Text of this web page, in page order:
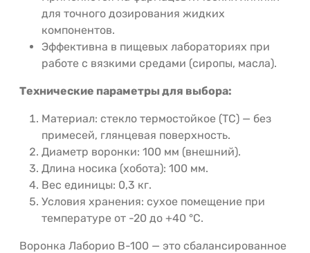
для точного дозирования жидких
компонентов.
Эффективна в пищевых лабораториях при
работе с вязкими средами (сиропы, масла).
Технические параметры для выбора:
Материал: стекло термостойкое (ТС) — без
примесей, глянцевая поверхность.
Диаметр воронки: 100 мм (внешний).
Длина носика (хобота): 100 мм.
Вес единицы: 0,3 кг.
Условия хранения: сухое помещение при
температуре от -20 до +40 °C.
Воронка Лаборио В-100 — это сбалансированное